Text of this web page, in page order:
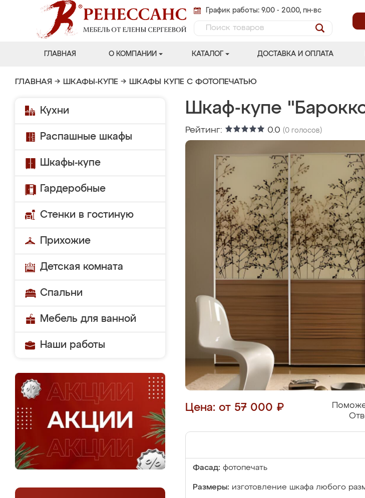
График работы: 9.00 - 20.00, пн-вс
ГЛАВНАЯ О КОМПАНИИ КАТАЛОГ ДОСТАВКА И ОПЛАТА
ГЛАВНАЯ → ШКАФЫ-КУПЕ → ШКАФЫ КУПЕ С ФОТОПЕЧАТЬЮ
Кухни
Распашные шкафы
Шкафы-купе
Гардеробные
Стенки в гостиную
Прихожие
Детская комната
Спальни
Мебель для ванной
Наши работы
Шкаф-купе
Рейтинг: 0.0 (0 голосов)
Цена: от 57 000 ₽
Фасад: фотопечать
Размеры: изготовление шкафа любого